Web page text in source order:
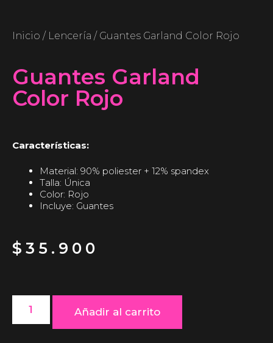
Inicio / Lencería / Guantes Garland Color Rojo
Guantes Garland
Color Rojo
Características:
Material: 90% poliester + 12% spandex
Talla: Única
Color: Rojo
Incluye: Guantes
$ 35.900
Añadir al carrito